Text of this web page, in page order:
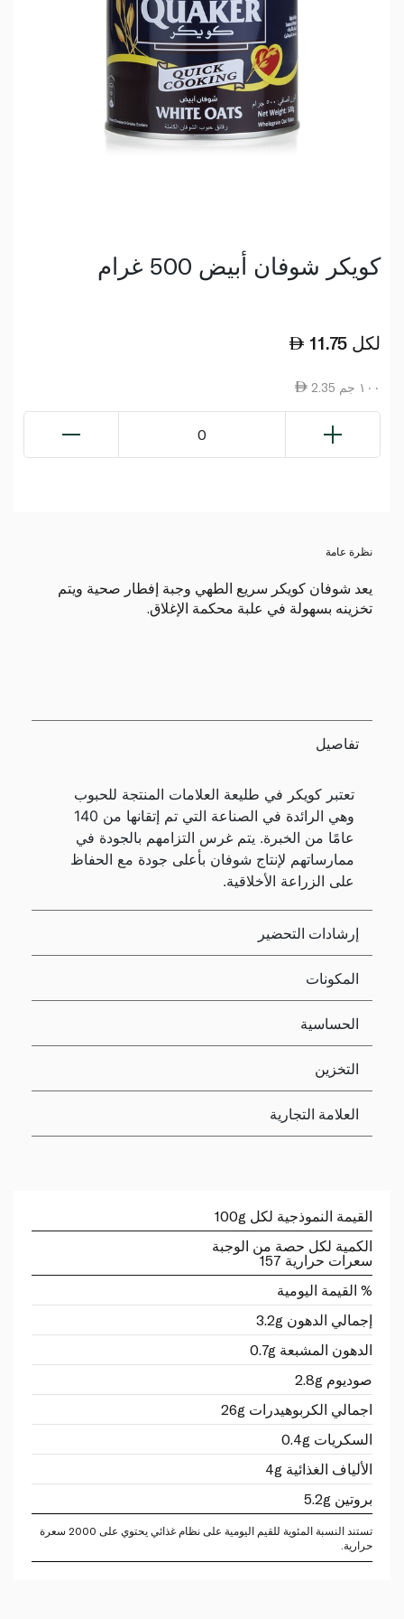
كويكر شوفان أبيض 500 غرام
11.75 لكل
2.35 ١٠٠ جم
0
نظرة عامة
يعد شوفان كويكر سريع الطهي وجبة إفطار صحية ويتم
تخزينه بسهولة في علبة محكمة الإغلاق.
تفاصيل
تعتبر كويكر في طليعة العلامات المنتجة للحبوب
وهي الرائدة في الصناعة التي تم إتقانها من 140
عامًا من الخبرة. يتم غرس التزامهم بالجودة في
ممارساتهم لإنتاج شوفان بأعلى جودة مع الحفاظ
على الزراعة الأخلاقية.
إرشادات التحضير
المكونات
الحساسية
التخزين
العلامة التجارية
القيمة النموذجية لكل 100g
الكمية لكل حصة من الوجبة
سعرات حرارية 157
% القيمة اليومية
إجمالي الدهون 3.2g
الدهون المشبعة 0.7g
صوديوم 2.8g
اجمالي الكربوهيدرات 26g
السكريات 0.4g
الألياف الغذائية 4g
بروتين 5.2g
تستند النسبة المئوية للقيم اليومية على نظام غذائي يحتوي على 2000 سعرة
حرارية.